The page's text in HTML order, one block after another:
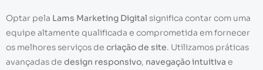
Optar pela Lams Marketing Digital significa contar com uma
equipe altamente qualificada e comprometida em fornecer
os melhores serviços de criação de site. Utilizamos práticas
avançadas de design responsivo, navegação intuitiva e